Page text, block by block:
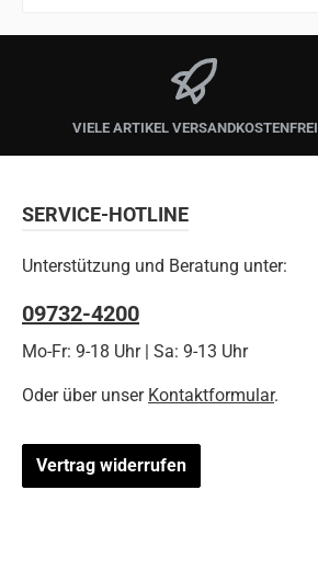
VIELE ARTIKEL VERSANDKOSTENFREI
SERVICE-HOTLINE
Unterstützung und Beratung unter:
09732-4200
Mo-Fr: 9-18 Uhr | Sa: 9-13 Uhr
Oder über unser Kontaktformular.
Vertrag widerrufen